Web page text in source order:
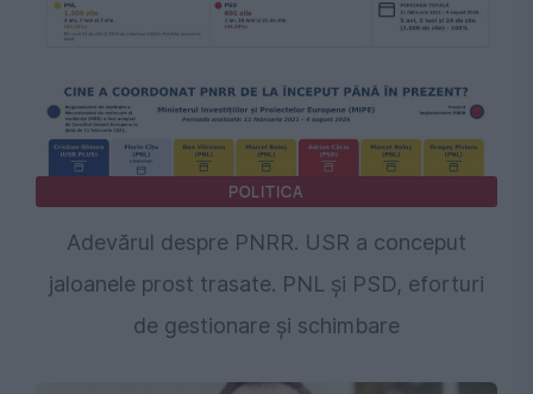
POLITICA
Adevărul despre PNRR. USR a conceput
jaloanele prost trasate. PNL și PSD, eforturi
de gestionare și schimbare